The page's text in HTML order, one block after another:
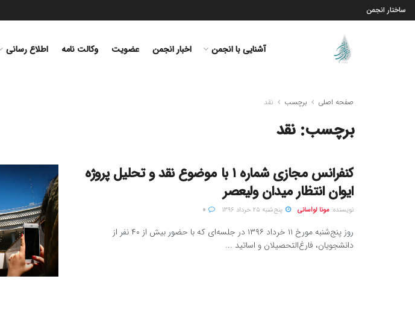
ساختار انجمن
آشنایی با انجمن اخبار انجمن عضویت وکالت نامه اطلاع رسانی
صفحه اصلی برچسب نقد
برچسب:نقد
کنفرانس مجازی شماره ۱ با موضوع نقد و تحلیل پروژه
ایوان انتظار میدان ولیعصر
نویسنده: مونا لواسانی پنج‌شنبه ۲۵ خرداد ۱۳۹۶
روز پنج‌شنبه مورخ ۱۱ خرداد ۱۳۹۶ در جلسه‌ای که با حضور بیش از ۴۰ نفر از
دانشجویان، فارغ‌التحصیلان و اساتید ...